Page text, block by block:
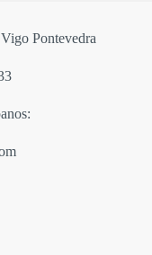
Pontevedra